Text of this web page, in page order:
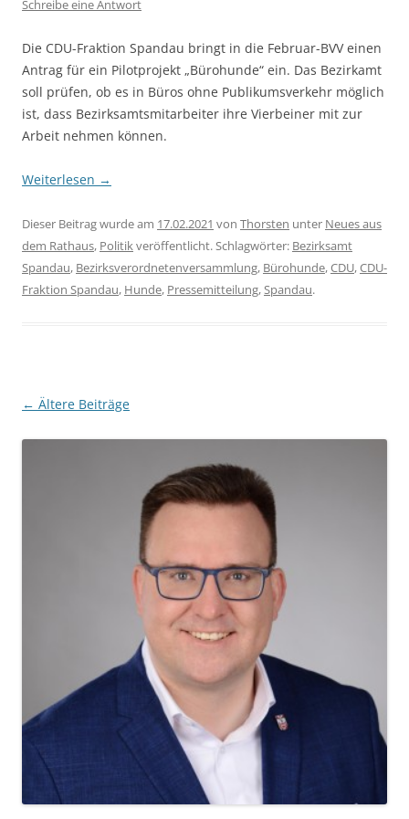
Schreibe eine Antwort
Die CDU-Fraktion Spandau bringt in die Februar-BVV einen
Antrag für ein Pilotprojekt „Bürohunde“ ein. Das Bezirkamt
soll prüfen, ob es in Büros ohne Publikumsverkehr möglich
ist, dass Bezirksamtsmitarbeiter ihre Vierbeiner mit zur
Arbeit nehmen können.
Weiterlesen →
Dieser Beitrag wurde am 17.02.2021 von Thorsten unter Neues aus
dem Rathaus, Politikveröffentlicht. Schlagwörter: Bezirksamt
Spandau, Bezirksverordnetenversammlung, Bürohunde,CDU,CDU-
Fraktion Spandau, Hunde, Pressemitteilung,Spandau.
Beitragsnavigation
← Ältere Beiträge